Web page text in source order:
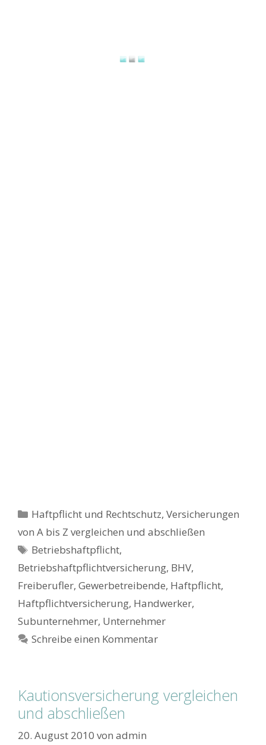
Kategorien
Haftpflicht und Rechtschutz,Versicherungen
von A bis Z vergleichen und abschließen
Schlagwörter
Betriebshaftpflicht,
Betriebshaftpflichtversicherung, BHV,
Freiberufler, Gewerbetreibende, Haftpflicht,
Haftpflichtversicherung, Handwerker,
Subunternehmer, Unternehmer
Schreibe einen Kommentar
Kautionsversicherung vergleichen
und abschließen
20. August 2010 von admin